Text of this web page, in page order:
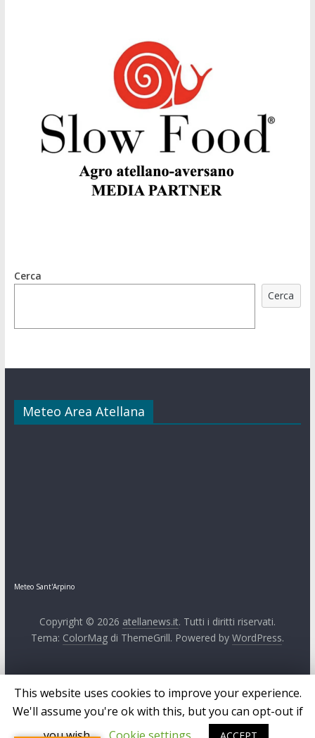
Cerca
Cerca
Meteo Area Atellana
Meteo Sant'Arpino
Copyright © 2026 atellanews.it. Tutti i diritti riservati.
Tema: ColorMagdi ThemeGrill. Powered by WordPress.
This website uses cookies to improve your experience.
We'll assume you're ok with this, but you can opt-out if